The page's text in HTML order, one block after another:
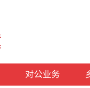
对公业务